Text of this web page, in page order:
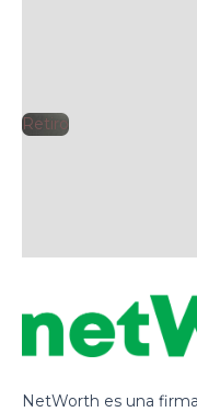
Retiro
NetWorth es una